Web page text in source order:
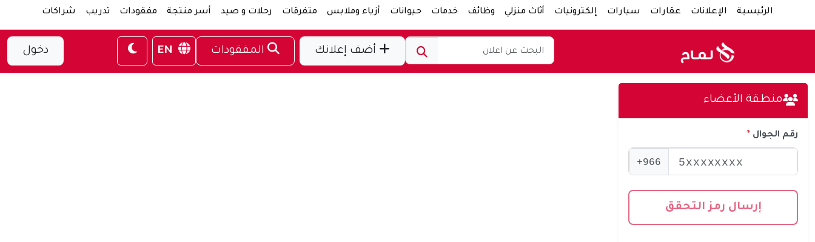
الرئيسية الإعلانات عقارات سيارات إلكترونيات أثاث منزلي وظائف خدمات حيوانات أزياء وملابس متفرقات رحلات و صيد أسر منتجة مفقودات تدريب شراكات
أضف إعلانك المفقودات دخول
منطقة الأعضاء
رقم الجوال
966+
إرسال رمز التحقق